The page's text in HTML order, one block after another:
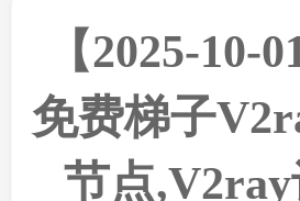
【2025-10-
免费梯子
节点,V2ray